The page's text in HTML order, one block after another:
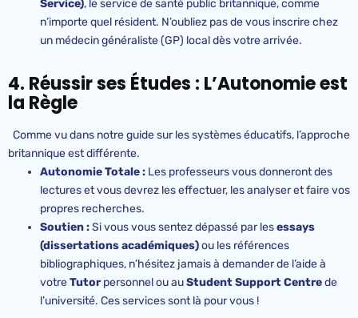
Service), le service de santé public britannique, comme
n’importe quel résident. N’oubliez pas de vous inscrire chez
un médecin généraliste (GP) local dès votre arrivée.
4. Réussir ses Études : L’Autonomie est
la Règle
Comme vu dans notre guide sur les systèmes éducatifs, l’approche
britannique est différente.
Autonomie Totale : Les professeurs vous donneront des
lectures et vous devrez les effectuer, les analyser et faire vos
propres recherches.
Soutien :Si vous vous sentez dépassé par lesessays
(dissertations académiques)ou les références
bibliographiques, n’hésitez jamais à demander de l’aide à
votreTutorpersonnel ou auStudent Support Centrede
l’université. Ces services sont là pour vous !